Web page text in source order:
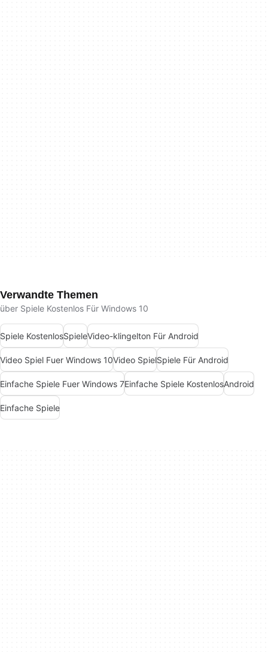
Verwandte Themen
über Spiele Kostenlos Für Windows 10
Spiele KostenlosSpieleVideo-klingelton Für Android
Video Spiel Fuer Windows 10Video SpielSpiele Für Android
Einfache Spiele Fuer Windows 7Einfache Spiele KostenlosAndroid
Einfache Spiele